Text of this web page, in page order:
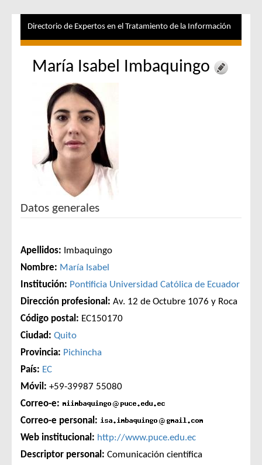
Directorio de Expertos en el Tratamiento de la Información
María Isabel Imbaquingo
Datos generales
Apellidos: Imbaquingo
Nombre: María Isabel
Institución: Pontificia Universidad Católica de Ecuador
Dirección profesional: Av. 12 de Octubre 1076 y Roca
Código postal: EC150170
Ciudad: Quito
Provincia: Pichincha
País: EC
Móvil: +59-39987 55080
Correo-e:
Correo-e personal:
Web institucional: http://www.puce.edu.ec
Descriptor personal: Comunicación científica